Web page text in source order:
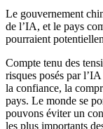
Le gouvernement
de l’IA, et le pays
pourraient
Compte tenu des
risques posés par
la confiance, la
pays. Le monde se
pouvons éviter un
les plus importants